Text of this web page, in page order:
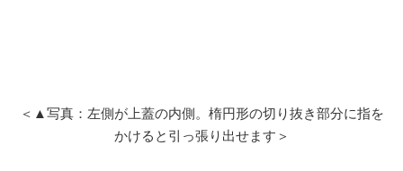
＜▲写真：左側が上蓋の内側。楕円形の切り抜き部分に指を
かけると引っ張り出せます＞